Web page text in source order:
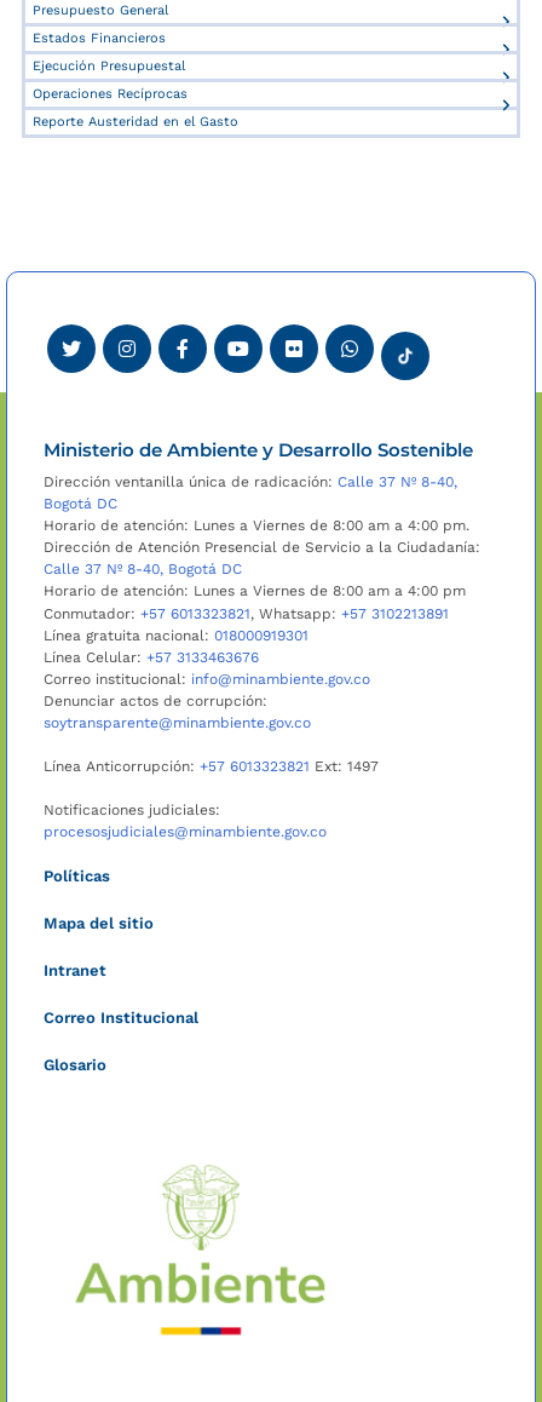
Presupuesto General
Estados Financieros
Ejecución Presupuestal
Operaciones Recíprocas
Reporte Austeridad en el Gasto
Ministerio de Ambiente y Desarrollo Sostenible
Dirección ventanilla única de radicación: Calle 37 Nº 8-40,
Bogotá DC
Horario de atención: Lunes a Viernes de 8:00 am a 4:00 pm.
Dirección de Atención Presencial de Servicio a la Ciudadanía:
Calle 37 Nº 8-40, Bogotá DC
Horario de atención: Lunes a Viernes de 8:00 am a 4:00 pm
Conmutador: +57 6013323821, Whatsapp: +57 3102213891
Línea gratuita nacional: 018000919301
Línea Celular: +57 3133463676
Correo institucional: info@minambiente.gov.co
Denunciar actos de corrupción:
soytransparente@minambiente.gov.co
Línea Anticorrupción: +57 6013323821 Ext: 1497
Notificaciones judiciales:
procesosjudiciales@minambiente.gov.co
Políticas
Mapa del sitio
Intranet
Correo Institucional
Glosario